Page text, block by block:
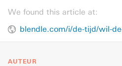
We found this article at:
AUTEUR